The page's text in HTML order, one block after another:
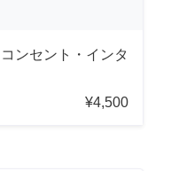
ンセント・インタ
¥4,500